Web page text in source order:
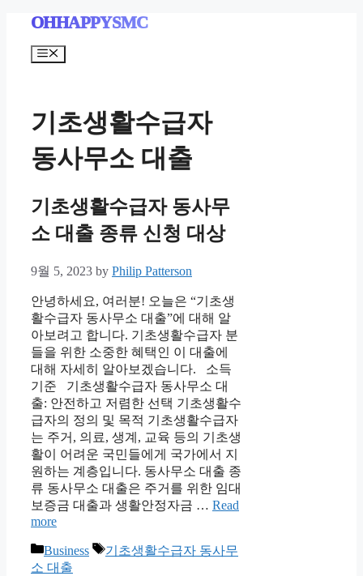
content
OHHAPPYSMC
Menu
기초생활수급자
동사무소 대출
기초생활수급자 동사무
소 대출 종류 신청 대상
9월 5, 2023 by Philip Patterson
안녕하세요, 여러분! 오늘은 “기초생
활수급자 동사무소 대출”에 대해 알
아보려고 합니다. 기초생활수급자 분
들을 위한 소중한 혜택인 이 대출에
대해 자세히 알아보겠습니다. 소득
기준 기초생활수급자 동사무소 대
출: 안전하고 저렴한 선택 기초생활수
급자의 정의 및 목적 기초생활수급자
는 주거, 의료, 생계, 교육 등의 기초생
활이 어려운 국민들에게 국가에서 지
원하는 계층입니다. 동사무소 대출 종
류 동사무소 대출은 주거를 위한 임대
보증금 대출과 생활안정자금 … Read
more
Categories
Business Tags
기초생활수급자 동사무
소 대출